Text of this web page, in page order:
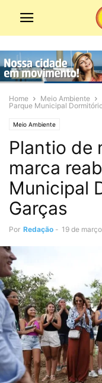
Home Meio Ambiente
Parque Municipal
Meio Ambiente
Plantio de
marca
Municipal
Garças
Por Redação - 19 de